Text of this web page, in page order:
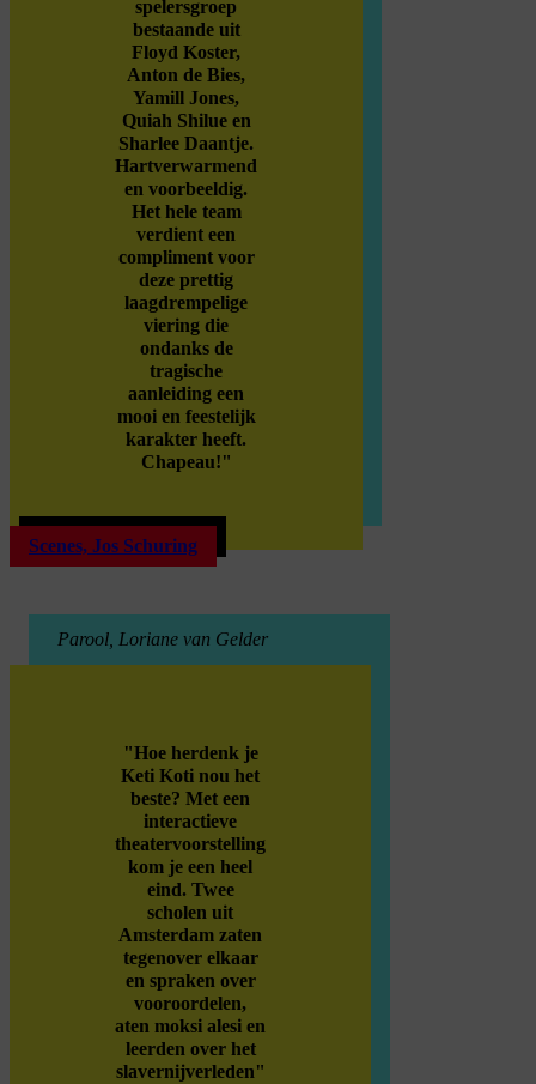
spelersgroep
bestaande uit
Floyd Koster,
Anton de Bies,
Yamill Jones,
Quiah Shilue en
Sharlee Daantje.
Hartverwarmend
en voorbeeldig.
Het hele team
verdient een
compliment voor
deze prettig
laagdrempelige
viering die
ondanks de
tragische
aanleiding een
mooi en feestelijk
karakter heeft.
Chapeau!"
Scenes, Jos Schuring
Parool, Loriane van Gelder
"Hoe herdenk je
Keti Koti nou het
beste? Met een
interactieve
theatervoorstelling
kom je een heel
eind. Twee
scholen uit
Amsterdam zaten
tegenover elkaar
en spraken over
vooroordelen,
aten moksi alesi en
leerden over het
slavernijverleden"